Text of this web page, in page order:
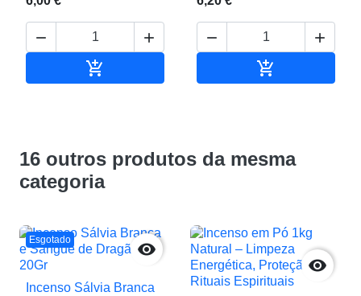
 

 

16 outros produtos da mesma
categoria
Esgotado 
Incenso Sálvia Branca
